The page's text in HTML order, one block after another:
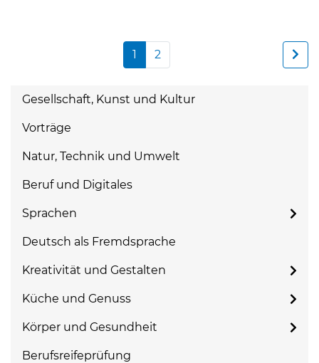
1 2
Gesellschaft, Kunst und Kultur
Vorträge
Natur, Technik und Umwelt
Beruf und Digitales
Sprachen
Deutsch als Fremdsprache
Kreativität und Gestalten
Küche und Genuss
Körper und Gesundheit
Berufsreifeprüfung